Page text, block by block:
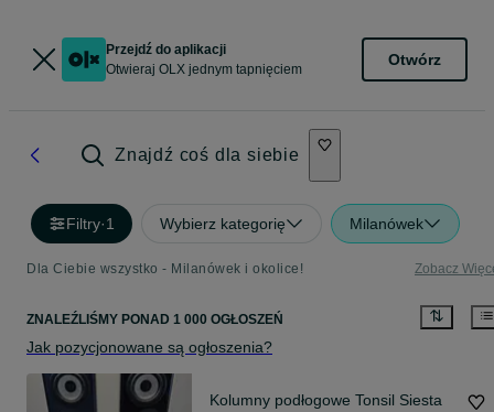
Przejdź do aplikacji
Otwieraj OLX jednym tapnięciem
Otwórz
Znajdź coś dla siebie
Filtry·1 Wybierz kategorię Milanówek
Dla Ciebie wszystko - Milanówek i okolice! Zobacz
ZNALEŹLIŚMY PONAD 1 000 OGŁOSZEŃ
Jak pozycjonowane są ogłoszenia?
Kolumny podłogowe Tonsil Siesta